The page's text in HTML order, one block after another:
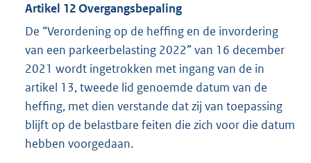
Artikel 12 Overgangsbepaling
De “Verordening op de heffing en de invordering
van een parkeerbelasting 2022” van 16 december
2021 wordt ingetrokken met ingang van de in
artikel 13, tweede lid genoemde datum van de
heffing, met dien verstande dat zij van toepassing
blijft op de belastbare feiten die zich voor die datum
hebben voorgedaan.